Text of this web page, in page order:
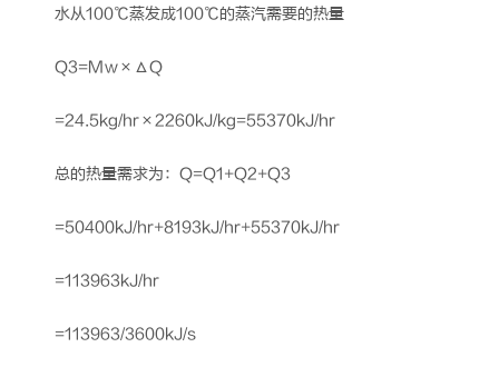
水从100℃蒸发成100℃的蒸汽需要的热量
Q3=Mw×ΔQ
=24.5kg/hr×2260kJ/kg=55370kJ/hr
总的热量需求为：Q=Q1+Q2+Q3
=50400kJ/hr+8193kJ/hr+55370kJ/hr
=113963kJ/hr
=113963/3600kJ/s